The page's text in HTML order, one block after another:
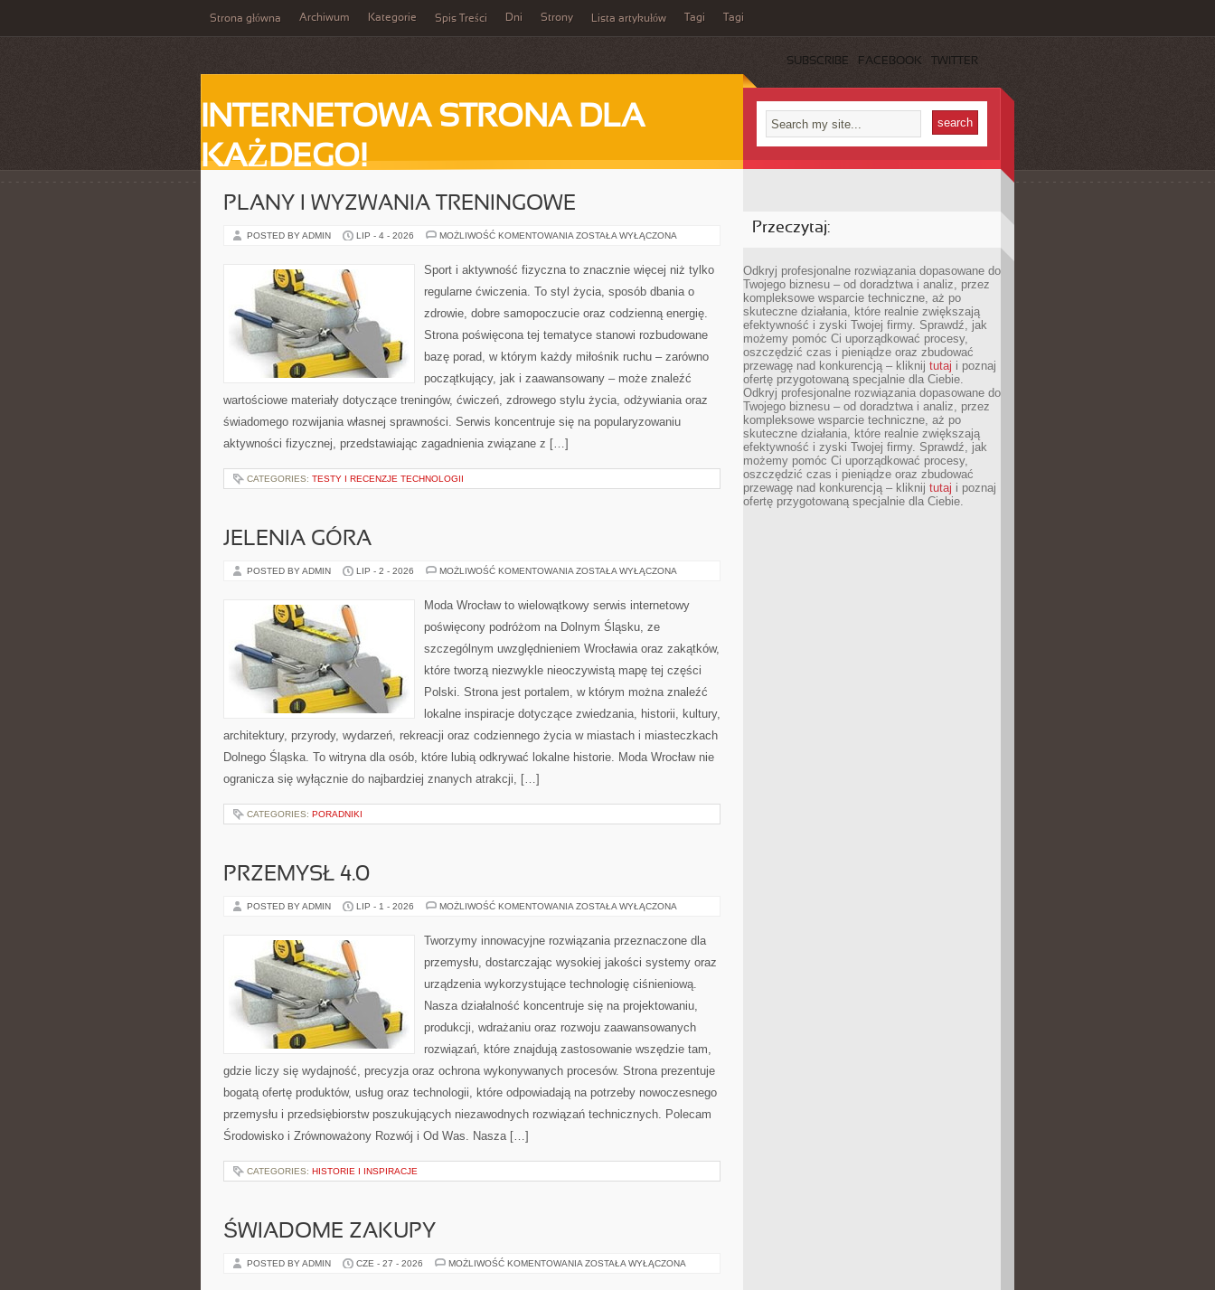
Strona główna Archiwum Kategorie Spis Treści Dni Strony Lista artykułów Tagi Tagi
SUBSCRIBE FACEBOOK TWITTER
INTERNETOWA STRONA DLA
KAŻDEGO!
PLANY I WYZWANIA TRENINGOWE
POSTED BY ADMIN LIP - 4 - 2026 MOŻLIWOŚĆ KOMENTOWANIA PLANY
TRENINGOWE
ZOSTAŁA WYŁĄCZONA
Sport i aktywność fizyczna to znacznie więcej niż tylko
regularne ćwiczenia. To styl życia, sposób dbania o
zdrowie, dobre samopoczucie oraz codzienną energię.
Strona poświęcona tej tematyce stanowi rozbudowane
bazę porad, w którym każdy miłośnik ruchu – zarówno
początkujący, jak i zaawansowany – może znaleźć
wartościowe materiały dotyczące treningów, ćwiczeń, zdrowego stylu życia, odżywiania oraz
świadomego rozwijania własnej sprawności. Serwis koncentruje się na popularyzowaniu
aktywności fizycznej, przedstawiając zagadnienia związane z […]
CATEGORIES: TESTY I RECENZJE TECHNOLOGII
JELENIA GÓRA
POSTED BY ADMIN LIP - 2 - 2026 MOŻLIWOŚĆ KOMENTOWANIA JELENIA
ZOSTAŁA WYŁĄCZONA
Moda Wrocław to wielowątkowy serwis internetowy
poświęcony podróżom na Dolnym Śląsku, ze
szczególnym uwzględnieniem Wrocławia oraz zakątków,
które tworzą niezwykle nieoczywistą mapę tej części
Polski. Strona jest portalem, w którym można znaleźć
lokalne inspiracje dotyczące zwiedzania, historii, kultury,
architektury, przyrody, wydarzeń, rekreacji oraz codziennego życia w miastach i miasteczkach
Dolnego Śląska. To witryna dla osób, które lubią odkrywać lokalne historie. Moda Wrocław nie
ogranicza się wyłącznie do najbardziej znanych atrakcji, […]
CATEGORIES: PORADNIKI
PRZEMYSŁ 4.0
POSTED BY ADMIN LIP - 1 - 2026 MOŻLIWOŚĆ KOMENTOWANIA PRZEMYSŁ
ZOSTAŁA WYŁĄCZONA
Tworzymy innowacyjne rozwiązania przeznaczone dla
przemysłu, dostarczając wysokiej jakości systemy oraz
urządzenia wykorzystujące technologię ciśnieniową.
Nasza działalność koncentruje się na projektowaniu,
produkcji, wdrażaniu oraz rozwoju zaawansowanych
rozwiązań, które znajdują zastosowanie wszędzie tam,
gdzie liczy się wydajność, precyzja oraz ochrona wykonywanych procesów. Strona prezentuje
bogatą ofertę produktów, usług oraz technologii, które odpowiadają na potrzeby nowoczesnego
przemysłu i przedsiębiorstw poszukujących niezawodnych rozwiązań technicznych. Polecam
Środowisko i Zrównoważony Rozwój i Od Was. Nasza […]
CATEGORIES: HISTORIE I INSPIRACJE
ŚWIADOME ZAKUPY
POSTED BY ADMIN CZE - 27 - 2026 MOŻLIWOŚĆ KOMENTOWANIA ŚWIADOME
ZOSTAŁA WYŁĄCZONA
Przeczytaj:
Odkryj profesjonalne rozwiązania dopasowane do
Twojego biznesu – od doradztwa i analiz, przez
kompleksowe wsparcie techniczne, aż po
skuteczne działania, które realnie zwiększają
efektywność i zyski Twojej firmy. Sprawdź, jak
możemy pomóc Ci uporządkować procesy,
oszczędzić czas i pieniądze oraz zbudować
przewagę nad konkurencją – kliknij tutaj i poznaj
ofertę przygotowaną specjalnie dla Ciebie.
Odkryj profesjonalne rozwiązania dopasowane do
Twojego biznesu – od doradztwa i analiz, przez
kompleksowe wsparcie techniczne, aż po
skuteczne działania, które realnie zwiększają
efektywność i zyski Twojej firmy. Sprawdź, jak
możemy pomóc Ci uporządkować procesy,
oszczędzić czas i pieniądze oraz zbudować
przewagę nad konkurencją – kliknij tutaj i poznaj
ofertę przygotowaną specjalnie dla Ciebie.